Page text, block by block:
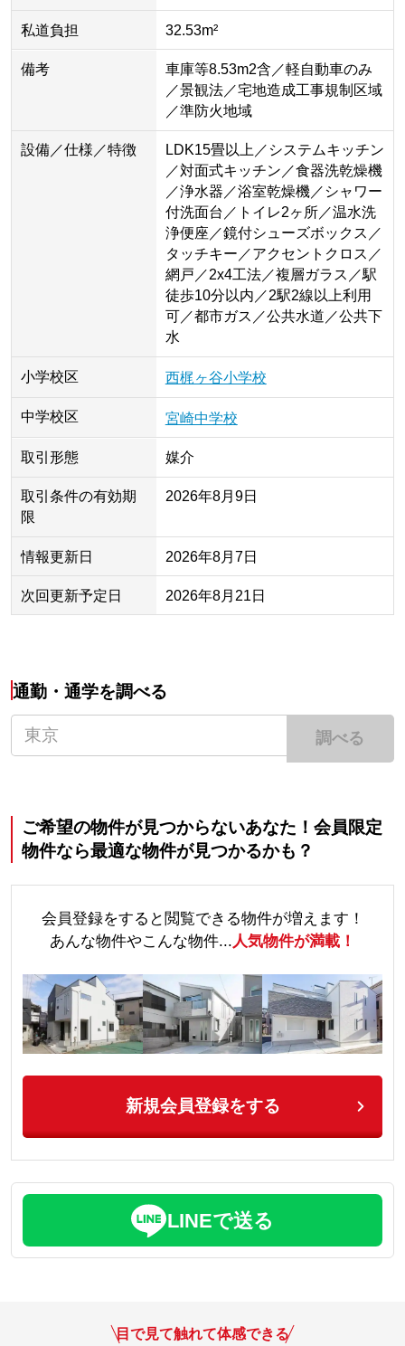
私道負担 32.53m²
備考
車庫等8.53m2含／軽自動車のみ
／景観法／宅地造成工事規制区域
／準防火地域
設備／仕様／特徴
LDK15畳以上／システムキッチン
／対面式キッチン／食器洗乾燥機
／浄水器／浴室乾燥機／シャワー
付洗面台／トイレ2ヶ所／温水洗
浄便座／鏡付シューズボックス／
タッチキー／アクセントクロス／
網戸／2x4工法／複層ガラス／駅
徒歩10分以内／2駅2線以上利用
可／都市ガス／公共水道／公共下
水
小学校区 西梶ヶ谷小学校
中学校区 宮崎中学校
取引形態 媒介
取引条件の有効期
限
2026年8月9日
情報更新日 2026年8月7日
次回更新予定日 2026年8月21日
通勤・通学を調べる
調べる
ご希望の物件が見つからないあなた！会員限定
物件なら最適な物件が見つかるかも？
会員登録をすると閲覧できる物件が増えます！
あんな物件やこんな物件...人気物件が満載！
新規会員登録をする
LINEで送る
目で見て触れて体感できる